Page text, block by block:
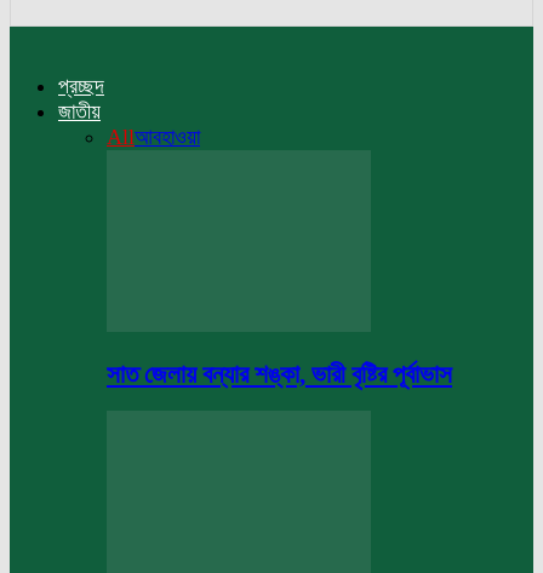
প্রচ্ছদ
জাতীয়
Allআবহাওয়া
সাত জেলায় বন্যার শঙ্কা, ভারী বৃষ্টির পূর্বাভাস